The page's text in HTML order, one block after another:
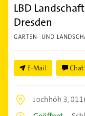
LBD
Dresden
GARTEN- UND
E-Mail
Jochhöh 3,